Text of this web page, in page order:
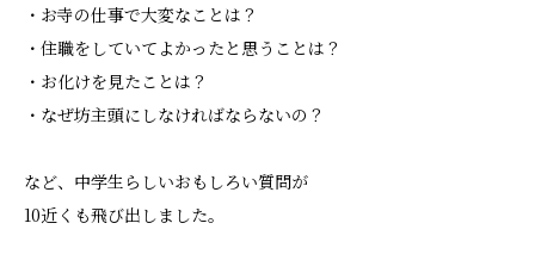
・お寺の仕事で大変なことは？
・住職をしていてよかったと思うことは？
・お化けを見たことは？
・なぜ坊主頭にしなければならないの？
など、中学生らしいおもしろい質問が
10近くも飛び出しました。